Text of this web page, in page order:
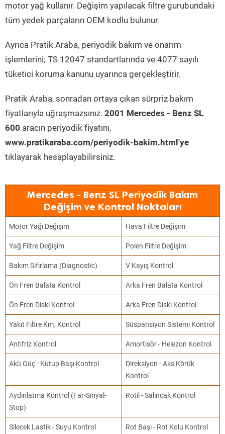
motor yağ kullanır. Değişim yapılacak filtre gurubundaki
tüm yedek parçaların OEM kodlu bulunur.
Ayrıca Pratik Araba, periyodik bakım ve onarım
işlemlerini; TS 12047 standartlarında ve 4077 sayılı
tüketici koruma kanunu uyarınca gerçekleştirir.
Pratik Araba, sonradan ortaya çıkan sürpriz bakım
fiyatlarıyla uğraşmazsınız. 2001 Mercedes - Benz SL
600 aracın periyodik fiyatını,
www.pratikaraba.com/periyodik-bakim.html'ye
tıklayarak hesaplayabilirsiniz.
Mercedes - Benz SL Periyodik Bakım
Değişim ve Kontrol Noktaları
Motor Yağı Değişim Hava Filtre Değişim
Yağ Filtre Değişim Polen Filtre Değişim
Bakım Sıfırlama (Diagnostic) V Kayış Kontrol
Ön Fren Balata Kontrol Arka Fren Balata Kontrol
Ön Fren Diski Kontrol Arka Fren Diski Kontrol
Yakıt Filtre Km. Kontrol Süspansiyon Sistemi Kontrol
Antifriz Kontrol Amortisör - Helezon Kontrol
Akü Güç - Kutup Başı Kontrol
Direksiyon - Aks Körük
Kontrol
Aydınlatma Kontrol (Far-Sinyal-
Stop)
Rotil - Salıncak Kontrol
Silecek Lastik - Suyu Kontrol Rot Başı - Rot Kolu Kontrol